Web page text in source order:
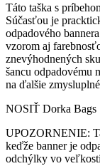
Táto taška s
Súčasťou je
odpadového
vzorom aj
znevýhodnených
šancu odpadovému
na ďalšie
NOSIŤ Dorka Bags
UPOZORNENIE:
keďže banner je
odchýlky vo